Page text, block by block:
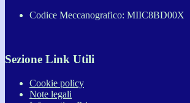
Codice Meccanografico: MIIC8BD00X
Sezione Link Utili
Cookie policy
Note legali